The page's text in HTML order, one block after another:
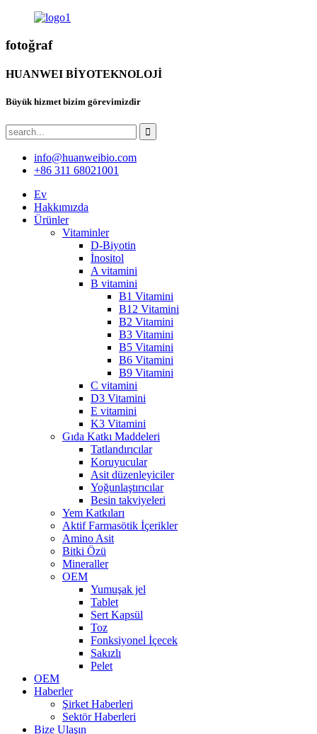
fotoğraf
HUANWEI BİYOTEKNOLOJİ
Büyük hizmet bizim görevimizdir
info@huanweibio.com
+86 311 68021001
Ev
Hakkımızda
Ürünler
Vitaminler
D-Biyotin
İnositol
A vitamini
B vitamini
B1 Vitamini
B12 Vitamini
B2 Vitamini
B3 Vitamini
B5 Vitamini
B6 Vitamini
B9 Vitamini
C vitamini
D3 Vitamini
E vitamini
K3 Vitamini
Gıda Katkı Maddeleri
Tatlandırıcılar
Koruyucular
Asit düzenleyiciler
Yoğunlaştırıcılar
Besin takviyeleri
Yem Katkıları
Aktif Farmasötik İçerikler
Amino Asit
Bitki Özü
Mineraller
OEM
Yumuşak jel
Tablet
Sert Kapsül
Toz
Fonksiyonel İçecek
Sakızlı
Pelet
OEM
Haberler
Şirket Haberleri
Sektör Haberleri
Bize Ulaşın